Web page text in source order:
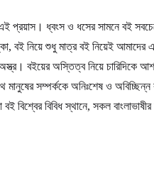
প্রয়াস। ধ্বংস ও ধসের সামনে বই
বই নিয়ে শুধু মাত্র বই নিয়েই
বইয়ের অস্তিত্ব নিয়ে চারিদিকে
সম্পর্ককে অনিঃশেষ ও
বিশ্বের বিবিধ স্থানে, সকল